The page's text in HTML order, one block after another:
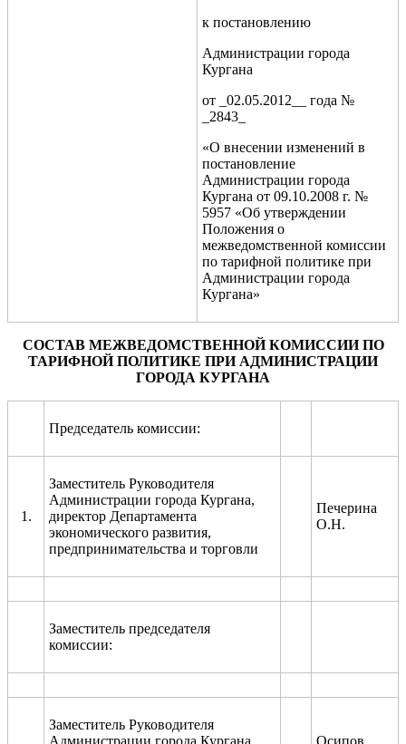
к постановлению
Администрации города
Кургана
от _02.05.2012__ года №
_2843_
«О внесении изменений в
постановление
Администрации города
Кургана от 09.10.2008 г. №
5957 «Об утверждении
Положения о
межведомственной комиссии
по тарифной политике при
Администрации города
Кургана»
СОСТАВМЕЖВЕДОМСТВЕННОЙ КОМИССИИ ПО
ТАРИФНОЙ ПОЛИТИКЕ ПРИ АДМИНИСТРАЦИИ
ГОРОДА КУРГАНА
Председатель комиссии:
1.
Заместитель Руководителя
Администрации города Кургана,
директор Департамента
экономического развития,
предпринимательства и торговли
Печерина
О.Н.
Заместитель председателя
комиссии:
Заместитель Руководителя
Администрации города Кургана,
Осипов